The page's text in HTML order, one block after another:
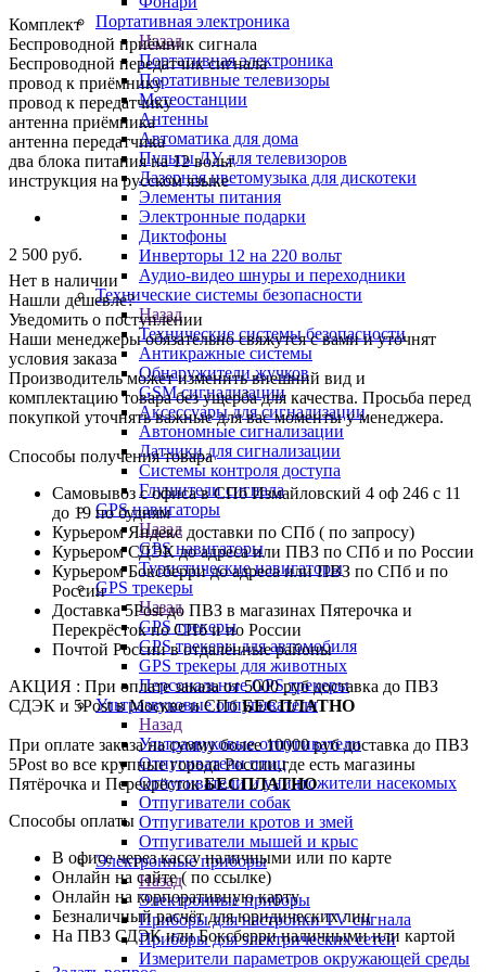
Портативная электроника
Назад
Портативная электроника
Портативные телевизоры
Метеостанции
Антенны
Автоматика для дома
Пульты ДУ для телевизоров
Лазерная цветомузыка для дискотеки
Элементы питания
Электронные подарки
Диктофоны
Инверторы 12 на 220 вольт
Аудио-видео шнуры и переходники
Технические системы безопасности
Назад
Технические системы безопасности
Антикражные системы
Обнаружители жучков
GSM сигнализации
Аксессуары для сигнализации
Автономные сигнализации
Датчики для сигнализации
Системы контроля доступа
Глушители сигнала
GPS навигаторы
Назад
GPS навигаторы
Туристические навигаторы
GPS трекеры
Назад
GPS трекеры
GPS трекеры для автомобиля
GPS трекеры для животных
Персональные GPS трекеры
Ультразвуковые отпугиватели
Назад
Ультразвуковые отпугиватели
Отпугиватели птиц
Отпугиватели и уничтожители насекомых
Отпугиватели собак
Отпугиватели кротов и змей
Отпугиватели мышей и крыс
Электронные приборы
Назад
Электронные приборы
Приборы для настройки TV сигнала
Приборы для электрических сетей
Измерители параметров окружающей среды
Комплект
Беспроводной приёмник сигнала
Беспроводной передатчик сигнала
провод к приёмнику
провод к передатчику
антенна приёмника
антенна передатчика
два блока питания на 12 вольт
инструкция на русском языке
2 500 руб.
Нет в наличии
Нашли дешевле?
Уведомить о поступлении
Наши менеджеры обязательно свяжутся с вами и уточнят
условия заказа
Производитель может изменить внешний вид и
комплектацию товара без ущерба для качества. Просьба перед
покупкой уточнять важные для вас моменты у менеджера.
Способы получения товара
Самовывоз с офиса в СПб Измайловский 4 оф 246 с 11
до 19 по будням
Курьером Яндекс доставки по СПб ( по запросу)
Курьером СДЭК до адреса или ПВЗ по СПб и по России
Курьером Боксберри до адреса или ПВЗ по СПб и по
России
Доставка 5Post до ПВЗ в магазинах Пятерочка и
Перекрёсток по СПб и по России
Почтой России в отдалённые районы
АКЦИЯ : При оплате заказа от 5000 руб доставка до ПВЗ
СДЭК и 5Post в Москве и СПбБЕСПЛАТНО
При оплате заказа на сумму более 10000 руб доставка до ПВЗ
5Post во все крупные города России,где есть магазины
Пятёрочка и ПерекрёстокБЕСПЛАТНО
Способы оплаты
В офисе через кассу наличными или по карте
Онлайн на сайте ( по ссылке)
Онлайн на корпоративную карту
Безналичный расчёт для юридических лиц
На ПВЗ СДЭК или Боксберри наличными или картой